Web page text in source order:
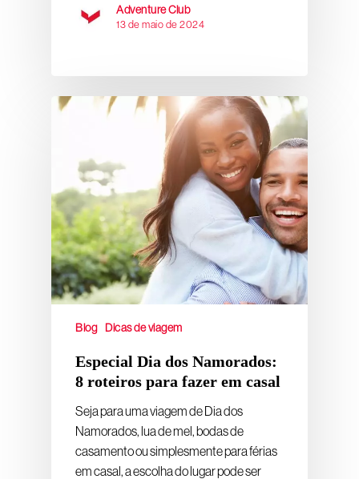
Adventure Club
13 de maio de 2024
Blog Dicas de viagem
Especial Dia dos Namorados:
8 roteiros para fazer em casal
Seja para uma viagem de Dia dos
Namorados, lua de mel, bodas de
casamento ou simplesmente para férias
em casal, a escolha do lugar pode ser